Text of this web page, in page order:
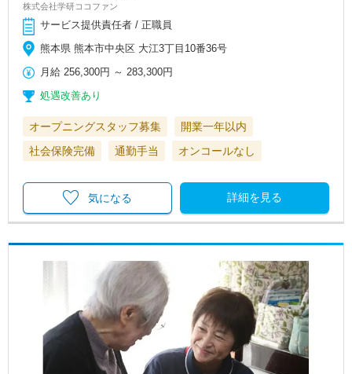
株式会社学研ココファン
サービス提供責任者 / 正職員
熊本県 熊本市中央区 大江3丁目10番36号
月給 256,300円 ～ 283,300円
処遇改善あり
オープニングスタッフ募集
開業一年以内
社会保険完備
通勤手当 オンコールなし
詳細を見る
気になる